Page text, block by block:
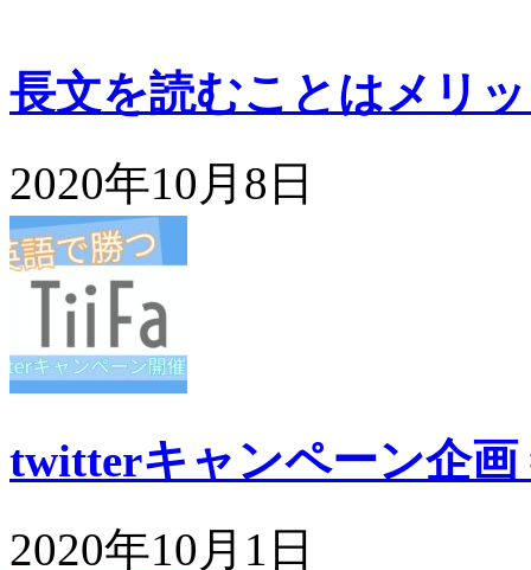
長文を読むことはメリ
2020年10月8日
twitterキャンペーン企画
2020年10月1日